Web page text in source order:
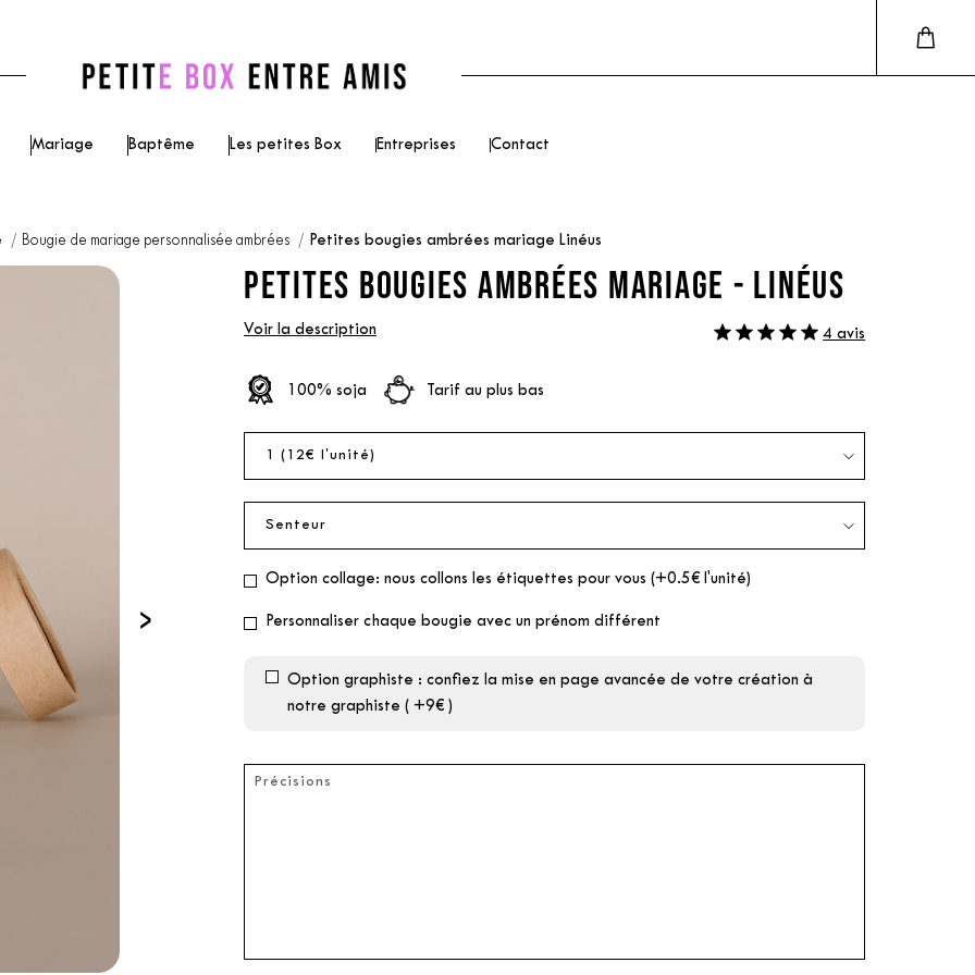
Mariage Baptême Les petites Box Entreprises Contact
Bougie de mariage personnalisée ambrées Petites bougies ambrées mariage Linéus
›
PETITES BOUGIES AMBRÉES MARIAGE - LINÉUS
Voir la description 4 avis
100% soja Tarif au plus bas
Option collage: nous collons les étiquettes pour vous (+0.5€ l'unité)
Personnaliser chaque bougie avec un prénom différent
Option graphiste : confiez la mise en page avancée de votre création à
notre graphiste ( +9€ )